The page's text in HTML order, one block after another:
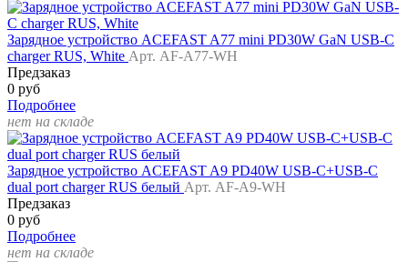
Зарядное устройство ACEFAST A77 mini PD30W GaN USB-C
charger RUS, White Арт. AF-A77-WH
Предзаказ
0 руб
Подробнее
нет на складе
Зарядное устройство ACEFAST A9 PD40W USB-C+USB-C
dual port charger RUS белый Арт. AF-A9-WH
Предзаказ
0 руб
Подробнее
нет на складе